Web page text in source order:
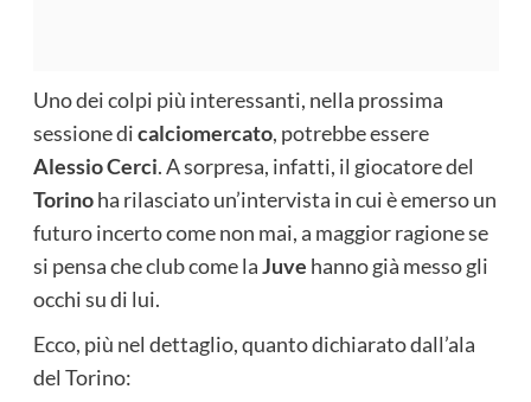
Uno dei colpi più interessanti, nella prossima
sessione dicalciomercato, potrebbe essere
Alessio Cerci. A sorpresa, infatti, il giocatore del
Torinoha rilasciato un’intervista in cui è emerso un
futuro incerto come non mai, a maggior ragione se
si pensa che club come laJuve hanno già messo gli
occhi su di lui.
Ecco, più nel dettaglio, quanto dichiarato dall’ala
del Torino: